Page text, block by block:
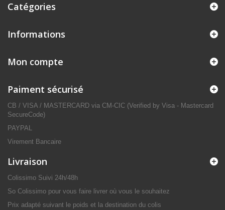
Catégories
Informations
Mon compte
Paiment sécurisé
CB / VISA / MASTERCARD via CM-CIC (Verified by Visa - Mastercard
SecureCode)
PAYPAL
Virement Bancaire
Livraison
Colissimo Suivi 24h/48h
So Colissimo pour vous faire livrer où vous le souhaitez
Prix adapté suivant le poids et la destination du colis